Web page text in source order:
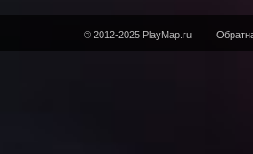
© 2012-2025 PlayMap.ru